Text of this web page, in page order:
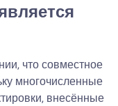
что совместное
многочисленные
внесённые